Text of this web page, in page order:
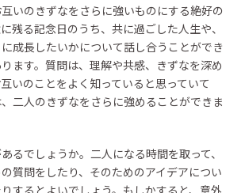
いのきずなをさらに強いものにする絶好の
残る記念日のうち、共に過ごした人生や、
成長したいかについて話し合うことができ
ます。質問は、理解や共感、きずなを深め
いのことをよく知っていると思っていて
二人のきずなをさらに強めることができま
るでしょうか。二人になる時間を取って、
質問をしたり、そのためのアイデアについ
するとよいでしょう。もしかすると、意外